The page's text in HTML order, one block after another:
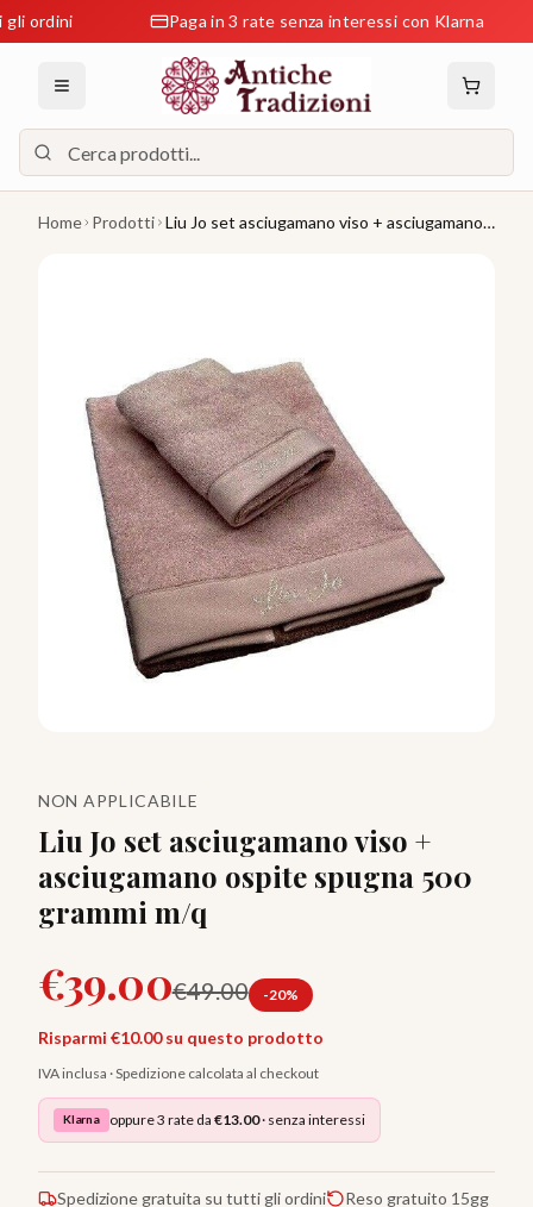
Paga in 3 rate senza interessi con Klarna
Home Prodotti Liu Jo set asciugamano viso + asciugamano
NON APPLICABILE
Liu Jo set asciugamano viso +
asciugamano ospite spugna 500
grammi m/q
€39.00€49.00 -20%
Risparmi €10.00su questo prodotto
IVA inclusa · Spedizione calcolata al checkout
Klarna oppure 3 rate da €13.00· senza interessi
Spedizione gratuita su tutti gli ordini
Reso gratuito 15gg